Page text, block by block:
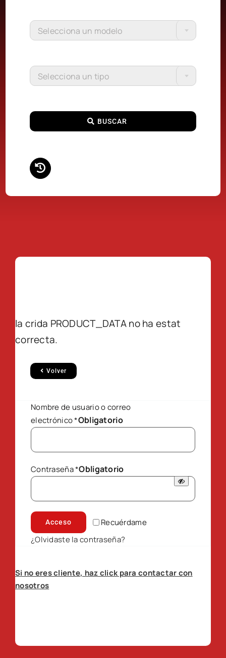
Selecciona un modelo
Selecciona un tipo
BUSCAR
la crida PRODUCT_DATA no ha estat
correcta.
Volver
Nombre de usuario o correo
electrónico*Obligatorio
Contraseña*Obligatorio
Recuérdame
Acceso
¿Olvidaste la contraseña?
Si no eres cliente, haz click para contactar con
nosotros